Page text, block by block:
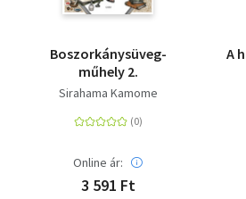
Boszorkánysüveg-
műhely 2.
Sirahama Kamome
Online ár:
3 591 Ft
A